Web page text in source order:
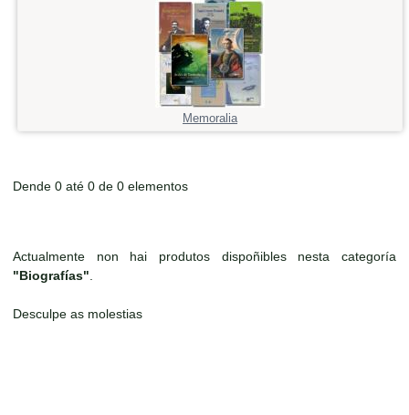
Memoralia
Dende 0 até 0 de 0 elementos
Actualmente non hai produtos dispoñibles nesta categoría
"Biografías"
Desculpe as molestias